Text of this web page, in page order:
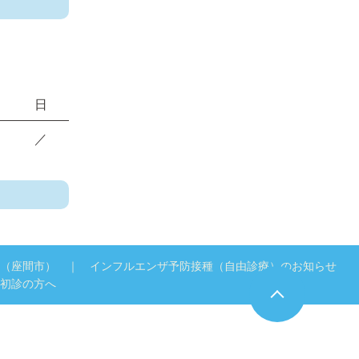
日
／
座間市）
インフルエンザ予防接種（自由診療）のお知らせ
初診の方へ